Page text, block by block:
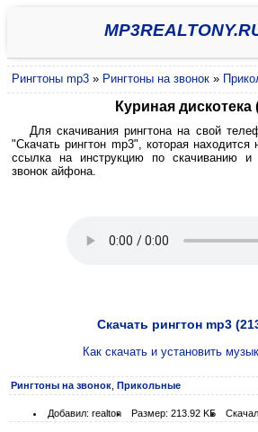
Рингтоны mp3 » Рингтоны на звонок »
Куриная дискотека
Для скачивания рингтона на свой
"Скачать рингтон mp3", которая
ссылка на инструкцию по скачиванию и
звонок айфона.
Скачать рингтон mp3
Как скачать и установить
Рингтоны на звонок Прикольные
Добавил: realton Размер: 213.92 KБ